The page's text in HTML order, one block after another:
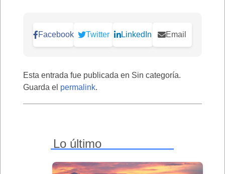
Facebook Twitter LinkedIn Email
Esta entrada fue publicada en Sin categoría.
Guarda el permalink.
Lo último